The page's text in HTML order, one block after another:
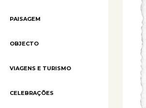
PAISAGEM
OBJECTO
VIAGENS E TURISMO
CELEBRAÇÕES